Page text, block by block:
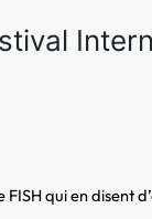
FISH qui en